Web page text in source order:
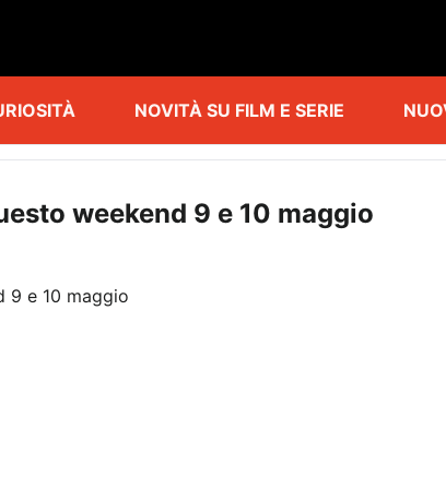
NOVITÀ SU FILM E SERIE
weekend 9 e 10 maggio